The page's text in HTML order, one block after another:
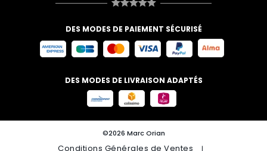
DES MODES DE PAIEMENT SÉCURISÉ
DES MODES DE LIVRAISON ADAPTÉS
©2026 Marc Orian
Conditions Générales de Ventes